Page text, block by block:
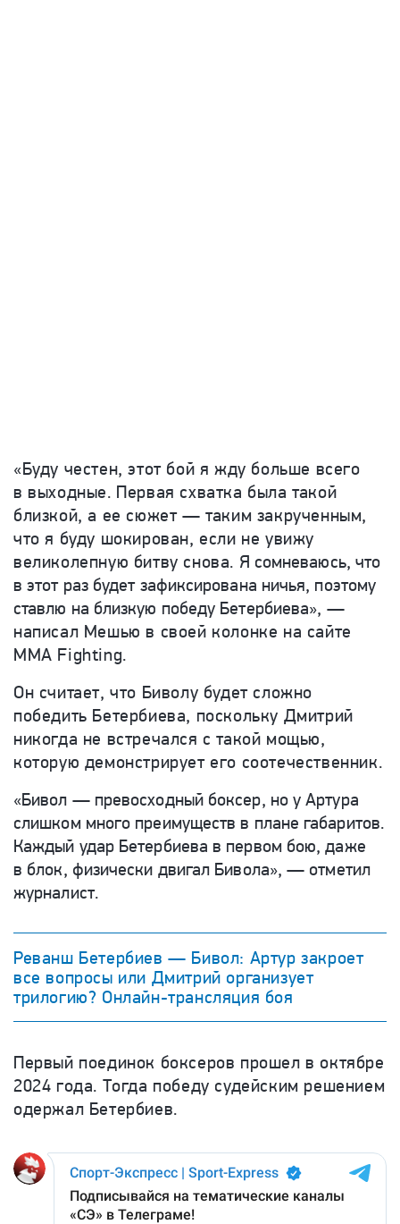
«Буду честен, этот бой я жду больше всего
в выходные. Первая схватка была такой
близкой, а ее сюжет — таким закрученным,
что я буду шокирован, если не увижу
великолепную битву снова. Я сомневаюсь, что
в этот раз будет зафиксирована ничья, поэтому
ставлю на близкую победу Бетербиева», —
написал Мешью в своей колонке на сайте
MMA Fighting.
Он считает, что Биволу будет сложно
победить Бетербиева, поскольку Дмитрий
никогда не встречался с такой мощью,
которую демонстрирует его соотечественник.
«Бивол — превосходный боксер, но у Артура
слишком много преимуществ в плане габаритов.
Каждый удар Бетербиева в первом бою, даже
в блок, физически двигал Бивола», — отметил
журналист.
Реванш Бетербиев — Бивол: Артур закроет
все вопросы или Дмитрий организует
трилогию? Онлайн-трансляция боя
Первый поединок боксеров прошел в октябре
2024 года. Тогда победу судейским решением
одержал Бетербиев.